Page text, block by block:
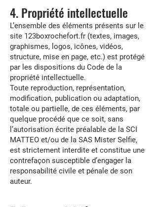
4. Propriété intellectuelle
L’ensemble des éléments présents sur le
site 123boxrochefort.fr (textes, images,
graphismes, logos, icônes, vidéos,
structure, mise en page, etc.) est protégé
par les dispositions du Code de la
propriété intellectuelle.
Toute reproduction, représentation,
modification, publication ou adaptation,
totale ou partielle, de ces éléments, par
quelque procédé que ce soit, sans
l’autorisation écrite préalable de la SCI
MATTEO et/ou de la SAS Mister Selfie,
est strictement interdite et constitue une
contrefaçon susceptible d’engager la
responsabilité civile et pénale de son
auteur.